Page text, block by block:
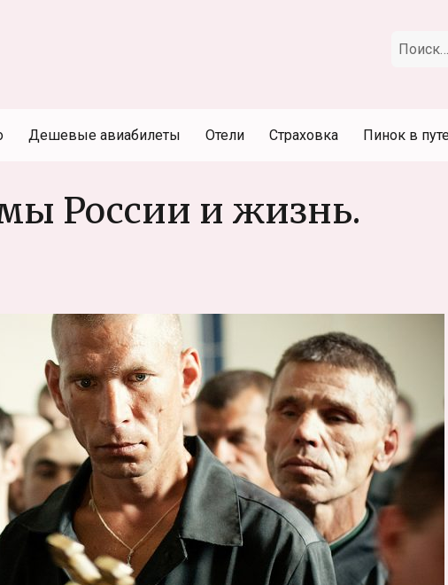
Искать:
Дешевые авиабилеты Отели Страховка Пинок в
России и жизнь.